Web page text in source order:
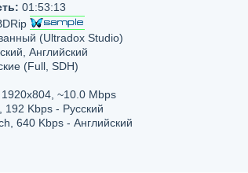
01:53:13
(Ultradox Studio)
Английский
(Full, SDH)
~10.0 Mbps
192 Kbps - Русский
640 Kbps - Английский